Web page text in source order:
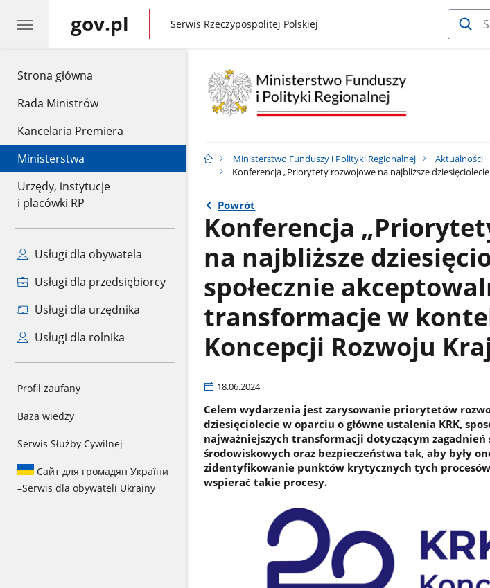
Strona główna
Rada Ministrów
Kancelaria Premiera
Ministerstwa
Urzędy, instytucje
i placówki RP
Usługi dla obywatela
Usługi dla przedsiębiorcy
Usługi dla urzędnika
Usługi dla rolnika
Profil zaufany
Baza wiedzy
Serwis Służby Cywilnej
Сайт для громадян України
–Serwis dla obywateli Ukrainy
gov.pl gov.pl
Serwis Rzeczypospolitej Polskiej
Ministerstwo Funduszy i Polityki Regionalnej
Aktualności
Konferencja „Priorytety rozwojowe na najbliższe
Powrót
Konferencja
na najbliższe
społecznie
transformacje w
Koncepcji Rozwoju
18.06.2024
Celem wydarzenia jest zarysowanie priorytetów
dziesięciolecie w oparciu o główne ustalenia KRK,
najważniejszych transformacji dotyczącym zagadnień
środowiskowych oraz bezpieczeństwa tak, aby były
zidentyfikowanie punktów krytycznych tych
wspierać takie procesy.